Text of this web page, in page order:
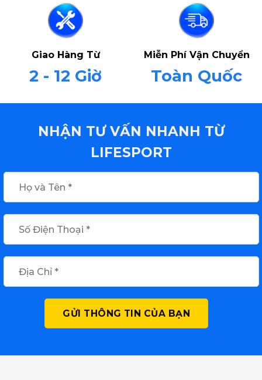
Giao Hàng Từ
2 - 12 Giờ
Miễn Phí Vận Chuyển
Toàn Quốc
NHẬN TƯ VẤN NHANH TỪ
LIFESPORT